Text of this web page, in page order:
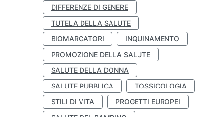
DIFFERENZE DI GENERE
TUTELA DELLA SALUTE
BIOMARCATORI
INQUINAMENTO
PROMOZIONE DELLA SALUTE
SALUTE DELLA DONNA
SALUTE PUBBLICA
TOSSICOLOGIA
STILI DI VITA
PROGETTI EUROPEI